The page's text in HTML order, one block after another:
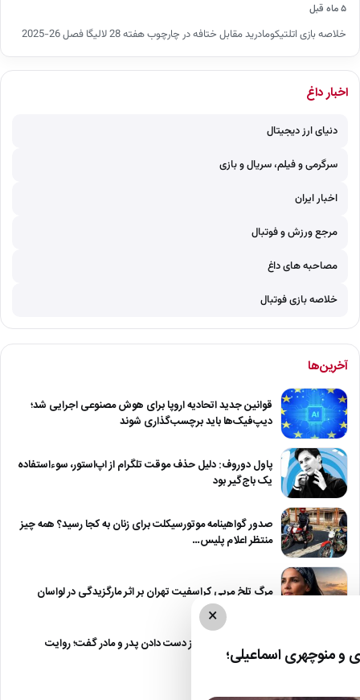
۵ ماه قبل
خلاصه بازی اتلتیکومادرید مقابل ختافه در چارچوب هفته 28 لالیگا فصل 26-2025
اخبار داغ
دنیای ارز دیجیتال
سرگرمی و فیلم، سریال و بازی
اخبار ایران
مرجع ورزش و فوتبال
مصاحبه های داغ
خلاصه بازی فوتبال
آخرین‌ها
قوانین جدید اتحادیه اروپا برای هوش مصنوعی اجرایی شد؛
دیپ‌فیک‌ها باید برچسب‌گذاری شوند
پاول دوروف: دلیل حذف موقت تلگرام از اپ‌استور، سوءاستفاده
یک باج‌گیر بود
صدور گواهینامه موتورسیکلت برای زنان به کجا رسید؟ همه چیز
منتظر اعلام پلیس…
مرگ تلخ مربی کراسفیت تهران بر اثر مارگزیدگی در لواسان
حمید استیلی از غم از دست دادن پدر و مادر گفت؛ روایت
صریح…
×
منوچهری اسماعیلی؛